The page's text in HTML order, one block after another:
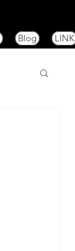
Blog LINK